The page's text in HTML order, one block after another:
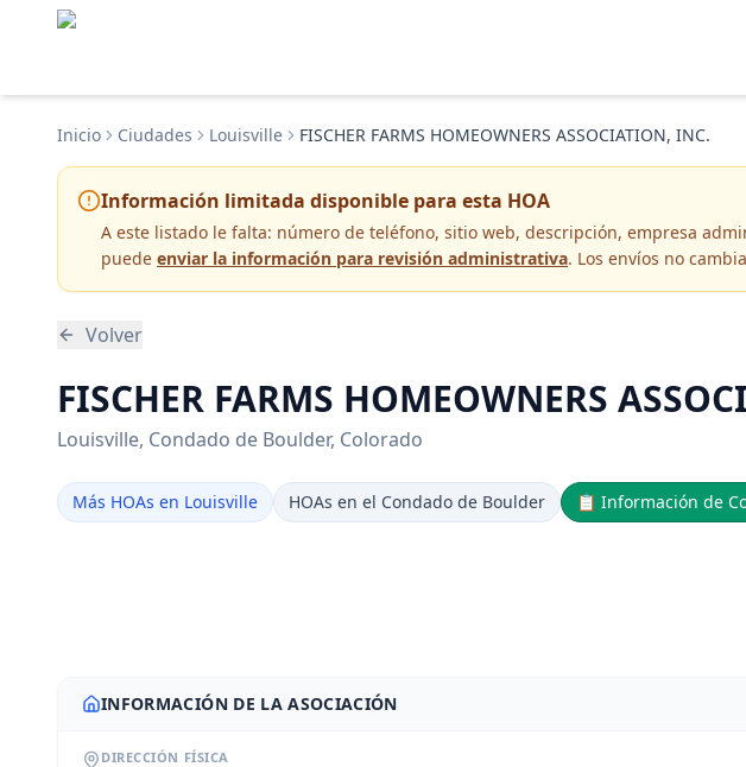
Inicio Ciudades Louisville FISCHER FARMS HOMEOWNERS ASSOCIATION, INC.
Información limitada disponible para esta HOA
A este listado le falta: número de teléfono, sitio web, descripción, empresa
puede enviar la información para revisión administrativa. Los envíos no
Volver
FISCHER FARMS HOMEOWNERS
Louisville, Condado de Boulder, Colorado
Más HOAs en Louisville HOAs en el Condado de Boulder 📋 Información de
INFORMACIÓN DE LA ASOCIACIÓN
DIRECCIÓN FÍSICA